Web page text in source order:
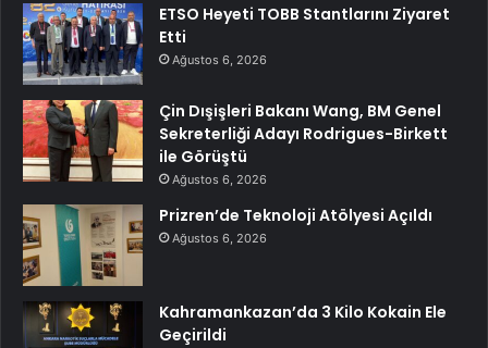
ETSO Heyeti TOBB Stantlarını Ziyaret
Etti
Ağustos 6, 2026
Çin Dışişleri Bakanı Wang, BM Genel
Sekreterliği Adayı Rodrigues-Birkett
ile Görüştü
Ağustos 6, 2026
Prizren’de Teknoloji Atölyesi Açıldı
Ağustos 6, 2026
Kahramankazan’da 3 Kilo Kokain Ele
Geçirildi